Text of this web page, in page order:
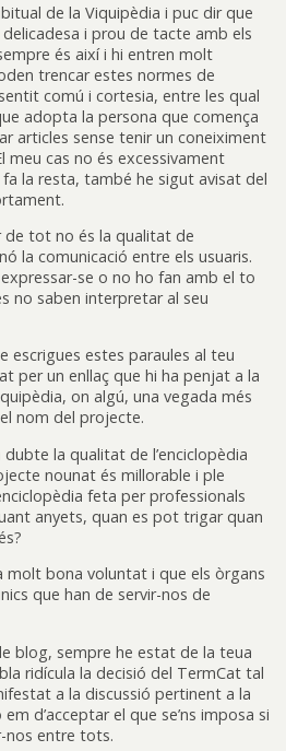
de la Viquipèdia i puc dir que
i prou de tacte amb els
és així i hi entren molt
trencar estes normes de
comú i cortesia, entre les qual
adopta la persona que comença
articles sense tenir un coneiximent
meu cas no és excessivament
la resta, també he sigut avisat del
de tot no és la qualitat de
la comunicació entre els usuaris.
se o no ho fan amb el to
no saben interpretar al seu
escrigues estes paraules al teu
per un enllaç que hi ha penjat a la
on algú, una vegada més
nom del projecte.
dubte la qualitat de l’enciclopèdia
nounat és millorable i ple
feta per professionals
anyets, quan es pot trigar quan
molt bona voluntat i que els òrgans
que han de servir-nos de
blog, sempre he estat de la teua
ridícula la decisió del TermCat tal
a la discussió pertinent a la
d’acceptar el que se’ns imposa si
nos entre tots.